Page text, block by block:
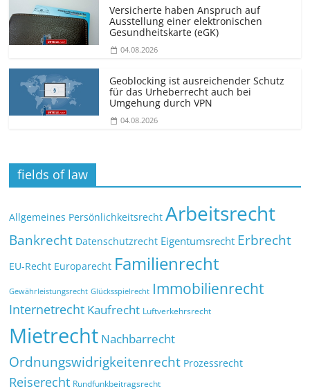
Versicherte haben Anspruch auf
Ausstellung einer elektronischen
Gesundheitskarte (eGK)
04.08.2026
Geoblocking ist ausreichender Schutz
für das Urheberrecht auch bei
Umgehung durch VPN
04.08.2026
fields of law
Allgemeines Persönlichkeitsrecht Arbeitsrecht
Bankrecht Datenschutzrecht Eigentumsrecht Erbrecht
EU-Recht Europarecht Familienrecht
Gewährleistungsrecht Glücksspielrecht Immobilienrecht
Internetrecht Kaufrecht Luftverkehrsrecht
Mietrecht Nachbarrecht
Ordnungswidrigkeitenrecht Prozessrecht
Reiserecht Rundfunkbeitragsrecht